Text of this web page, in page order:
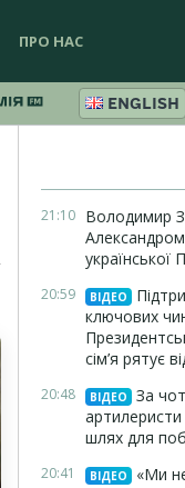
ПРО НАС
ENGLISH
21:10 Володимир
української
20:59 ВІДЕО
ключових
сім’я рятує
20:48 ВІДЕО
За
шлях для
20:41 ВІДЕО
«Ми